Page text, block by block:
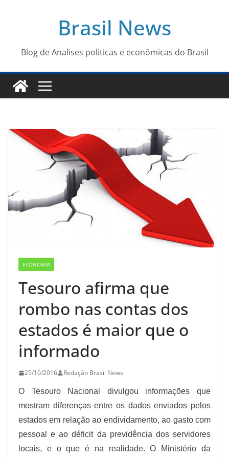
conteúdo
Brasil News
Blog de Analises politicas e econômicas do Brasil
ECONOMIA
Tesouro afirma que
rombo nas contas dos
estados é maior que o
informado
25/10/2016 Redação Brasil News
O Tesouro Nacional divulgou informações que
mostram diferenças entre os dados enviados pelos
estados em relação ao endividamento, ao gasto com
pessoal e ao déficit da previdência dos servidores
locais, e o que é na realidade. O Ministério da